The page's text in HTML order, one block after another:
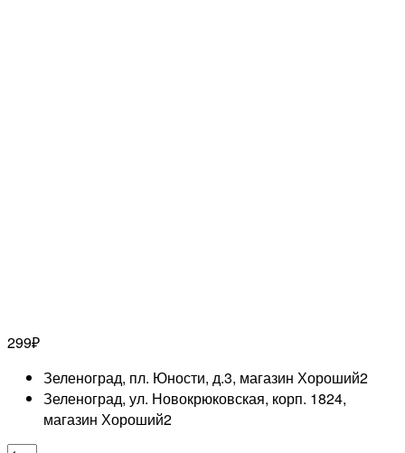
299₽
Зеленоград, пл. Юности, д.3, магазин Хороший2
Зеленоград, ул. Новокрюковская, корп. 1824,
магазин Хороший2